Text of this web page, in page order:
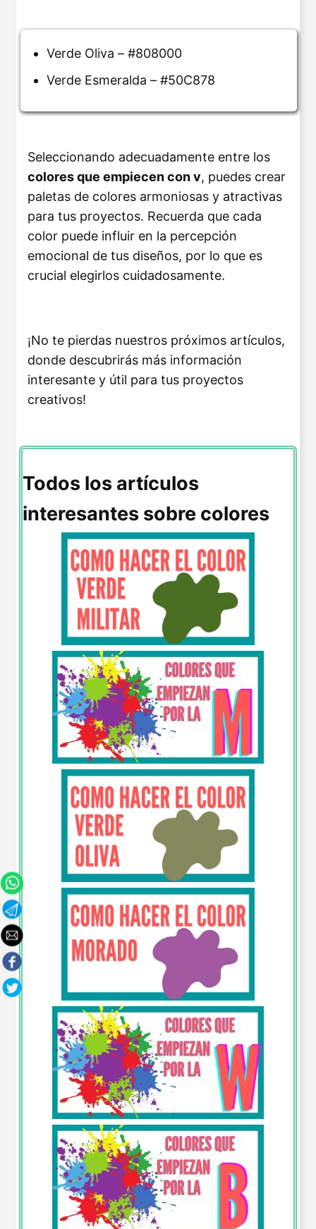
Verde Oliva – #808000
Verde Esmeralda – #50C878
Seleccionando adecuadamente entre los
colores que empiecen con v, puedes crear
paletas de colores armoniosas y atractivas
para tus proyectos. Recuerda que cada
color puede influir en la percepción
emocional de tus diseños, por lo que es
crucial elegirlos cuidadosamente.
¡No te pierdas nuestros próximos artículos,
donde descubrirás más información
interesante y útil para tus proyectos
creativos!
Todos los artículos
interesantes sobre colores